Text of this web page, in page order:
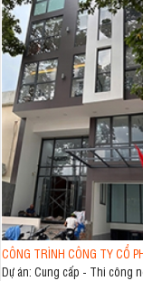
CÔNG TRÌNH CÔNG TY CỔ
Dự án: Cung cấp - Thi công